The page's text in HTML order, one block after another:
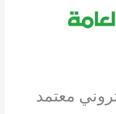
معتمد